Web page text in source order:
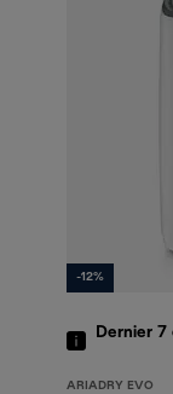
-12%
Dernier 7
ARIADRY EVO